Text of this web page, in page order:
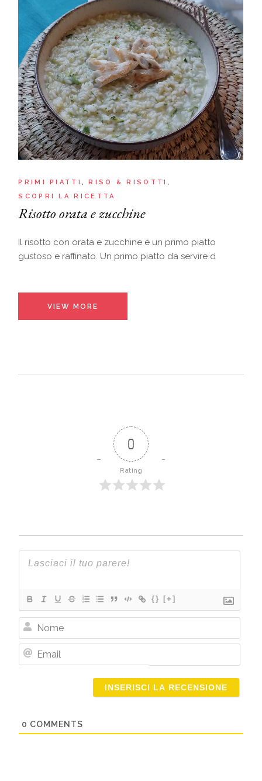
PRIMI PIATTI
RISO & RISOTTI
SCOPRI LA RICETTA
Risotto orata e zucchine
Il risotto con orata e zucchine è un primo piatto
gustoso e raffinato. Un primo piatto da servire d
VIEW MORE
0
Rating
{} [+]
Nome
0 COMMENTS